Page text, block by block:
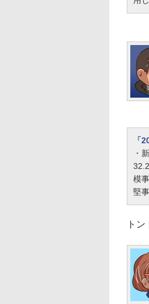
「
・
模
堅
ト